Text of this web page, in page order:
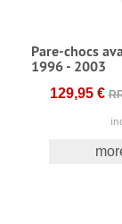
Pare-chocs
1996 - 2003
129,95 €